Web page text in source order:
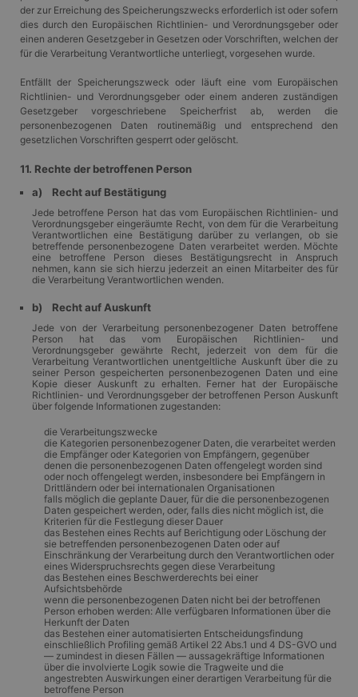
der zur Erreichung des Speicherungszwecks erforderlich ist oder sofern
dies durch den Europäischen Richtlinien- und Verordnungsgeber oder
einen anderen Gesetzgeber in Gesetzen oder Vorschriften, welchen der
für die Verarbeitung Verantwortliche unterliegt, vorgesehen wurde.
Entfällt der Speicherungszweck oder läuft eine vom Europäischen
Richtlinien- und Verordnungsgeber oder einem anderen zuständigen
Gesetzgeber vorgeschriebene Speicherfrist ab, werden die
personenbezogenen Daten routinemäßig und entsprechend den
gesetzlichen Vorschriften gesperrt oder gelöscht.
11. Rechte der betroffenen Person
a) Recht auf Bestätigung
Jede betroffene Person hat das vom Europäischen Richtlinien- und
Verordnungsgeber eingeräumte Recht, von dem für die Verarbeitung
Verantwortlichen eine Bestätigung darüber zu verlangen, ob sie
betreffende personenbezogene Daten verarbeitet werden. Möchte
eine betroffene Person dieses Bestätigungsrecht in Anspruch
nehmen, kann sie sich hierzu jederzeit an einen Mitarbeiter des für
die Verarbeitung Verantwortlichen wenden.
b) Recht auf Auskunft
Jede von der Verarbeitung personenbezogener Daten betroffene
Person hat das vom Europäischen Richtlinien- und
Verordnungsgeber gewährte Recht, jederzeit von dem für die
Verarbeitung Verantwortlichen unentgeltliche Auskunft über die zu
seiner Person gespeicherten personenbezogenen Daten und eine
Kopie dieser Auskunft zu erhalten. Ferner hat der Europäische
Richtlinien- und Verordnungsgeber der betroffenen Person Auskunft
über folgende Informationen zugestanden:
die Verarbeitungszwecke
die Kategorien personenbezogener Daten, die verarbeitet werden
die Empfänger oder Kategorien von Empfängern, gegenüber
denen die personenbezogenen Daten offengelegt worden sind
oder noch offengelegt werden, insbesondere bei Empfängern in
Drittländern oder bei internationalen Organisationen
falls möglich die geplante Dauer, für die die personenbezogenen
Daten gespeichert werden, oder, falls dies nicht möglich ist, die
Kriterien für die Festlegung dieser Dauer
das Bestehen eines Rechts auf Berichtigung oder Löschung der
sie betreffenden personenbezogenen Daten oder auf
Einschränkung der Verarbeitung durch den Verantwortlichen oder
eines Widerspruchsrechts gegen diese Verarbeitung
das Bestehen eines Beschwerderechts bei einer
Aufsichtsbehörde
wenn die personenbezogenen Daten nicht bei der betroffenen
Person erhoben werden: Alle verfügbaren Informationen über die
Herkunft der Daten
das Bestehen einer automatisierten Entscheidungsfindung
einschließlich Profiling gemäß Artikel 22 Abs.1 und 4 DS-GVO und
— zumindest in diesen Fällen — aussagekräftige Informationen
über die involvierte Logik sowie die Tragweite und die
angestrebten Auswirkungen einer derartigen Verarbeitung für die
betroffene Person